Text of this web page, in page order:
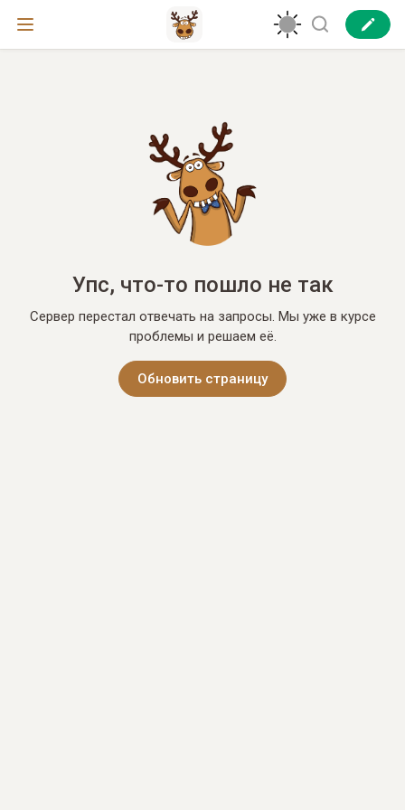
Упс, что-то пошло не так
Сервер перестал отвечать на запросы. Мы уже в курсе
проблемы и решаем её.
Обновить страницу